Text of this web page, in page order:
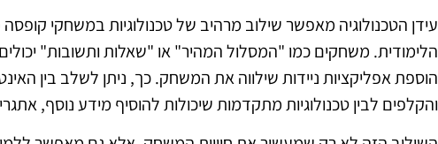
עידן הטכנולוגיה מאפשר שילוב מרהיב של טכנולוגיות במשחקי
הלימודית. משחקים כמו "המסלול המהיר" או "שאלות ותשובות"
הוספת אפליקציות ניידות שילווה את המשחק. כך, ניתן לשלב בין
והקלפים לבין טכנולוגיות מתקדמות שיכולות להוסיף מידע נוסף,